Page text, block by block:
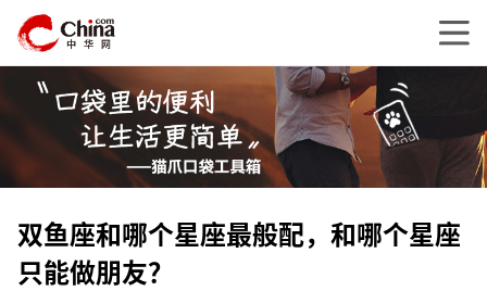
双鱼座和哪个星座最般配，和哪个星座
只能做朋友？